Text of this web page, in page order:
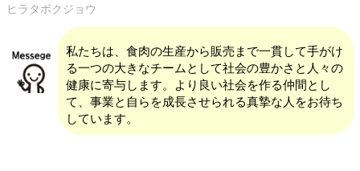
ヒラタボクジョウ
私たちは、食肉の生産から販売まで一貫して手がけ
る一つの大きなチームとして社会の豊かさと人々の
健康に寄与します。より良い社会を作る仲間とし
て、事業と自らを成長させられる真摯な人をお待ち
しています。